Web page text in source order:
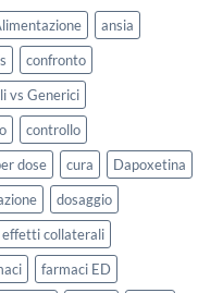
ansia
confronto
vs Generici
controllo
dose cura
Dapoxetina
dosaggio
effetti collaterali
farmaci ED